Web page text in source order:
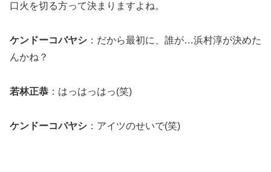
口火を切る方って決まりますよね。
ケンドーコバヤシ ：だから最初に、誰が…浜村淳が決めた
んかね？
若林正恭 ：はっはっはっ(笑)
ケンドーコバヤシ ：アイツのせいで(笑)